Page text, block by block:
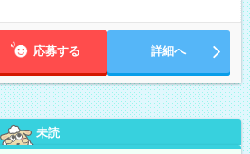
応募する 詳細へ
未読